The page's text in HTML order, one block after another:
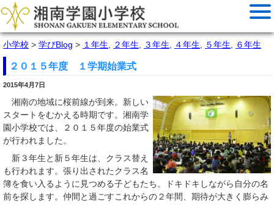
小学校 > 学びBlog > １年生 ２年生 ３年生 ４年生 ５年生 ６年生
２０１５年度 １学期始業式
2015年4月7日
湘南の地域に桜前線が到来。新しい
スタートをむかえる時期です。湘南学
園小学校では、２０１５年度の始業式
が行われました。
新３年生と新５年生は、クラス替え
も行われます。張り出されたクラス名
簿を食い入るように見つめる子どもたち。ドキドキしながら自分の名
前を探します。仲間と過ごすこれからの２年間、期待が大きく膨らみ